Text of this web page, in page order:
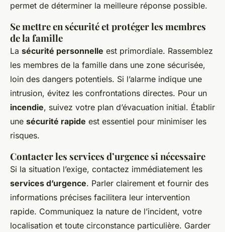
permet de déterminer la meilleure réponse possible.
Se mettre en sécurité et protéger les membres
de la famille
La sécurité personnelle est primordiale. Rassemblez
les membres de la famille dans une zone sécurisée,
loin des dangers potentiels. Si l’alarme indique une
intrusion, évitez les confrontations directes. Pour un
incendie, suivez votre plan d’évacuation initial. Établir
une sécurité rapide est essentiel pour minimiser les
risques.
Contacter les services d’urgence si nécessaire
Si la situation l’exige, contactez immédiatement les
services d’urgence. Parler clairement et fournir des
informations précises facilitera leur intervention
rapide. Communiquez la nature de l’incident, votre
localisation et toute circonstance particulière. Garder